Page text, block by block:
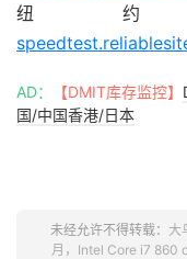
纽
AD： 【DMIT库存监控】
国/中国香港/日本
未经允许不得转载： 大
月，Intel Core i7 860